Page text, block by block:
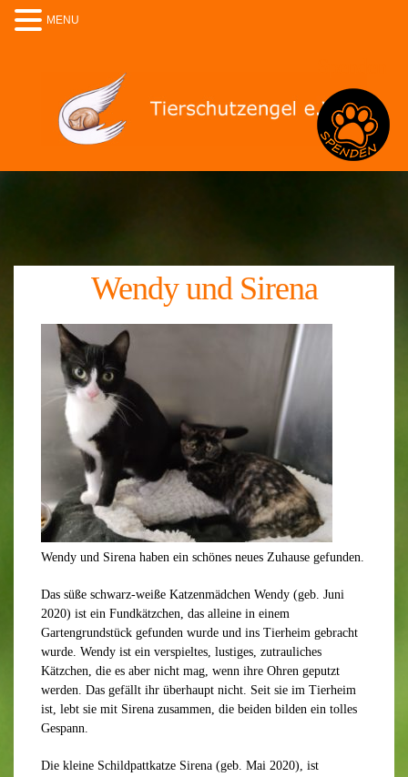
Wendy und Sirena
Wendy und Sirena haben ein schönes neues Zuhause gefunden.
Das süße schwarz-weiße Katzenmädchen Wendy (geb. Juni
2020) ist ein Fundkätzchen, das alleine in einem
Gartengrundstück gefunden wurde und ins Tierheim gebracht
wurde. Wendy ist ein verspieltes, lustiges, zutrauliches
Kätzchen, die es aber nicht mag, wenn ihre Ohren geputzt
werden. Das gefällt ihr überhaupt nicht. Seit sie im Tierheim
ist, lebt sie mit Sirena zusammen, die beiden bilden ein tolles
Gespann.
Die kleine Schildpattkatze Sirena (geb. Mai 2020), ist
MENU